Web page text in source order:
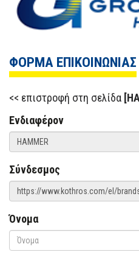
ΦΟΡΜΑ ΕΠΙΚΟΙΝΩΝΙΑΣ
επιστροφή στη σελίδα
Ενδιαφέρον
Σύνδεσμος
Όνομα